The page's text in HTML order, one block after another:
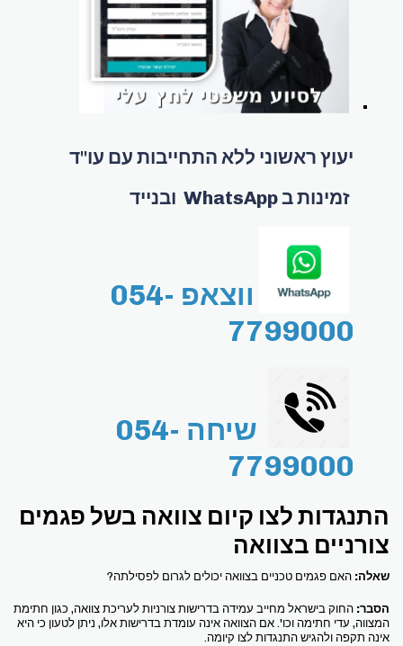
יעוץ ראשוני ללא התחייבות עם עו"ד
זמינות ב WhatsApp ובנייד
ווצאפ 054-
7799000
שיחה 054-
7799000
התנגדות לצו קיום צוואה בשל פגמים
צורניים בצוואה
שאלה: האם פגמים טכניים בצוואה יכולים לגרום לפסילתה?
הסבר: החוק בישראל מחייב עמידה בדרישות צורניות לעריכת צוואה, כגון חתימת
המצווה, עדי חתימה וכו'. אם הצוואה אינה עומדת בדרישות אלו, ניתן לטעון כי היא
אינה תקפה ולהגיש התנגדות לצו קיומה.